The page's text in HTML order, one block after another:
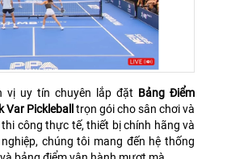
vị uy tín chuyên lắp đặt Bảng Điểm
Var Pickleball trọn gói cho sân chơi và
công thực tế, thiết bị chính hãng và
chúng tôi mang đến hệ thống